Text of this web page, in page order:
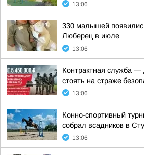
13:06
330 малышей
Люберец в июле
13:06
Контрактная служба —
стоять на страже
13:06
Конно-спортивный
собрал всадников в
13:06